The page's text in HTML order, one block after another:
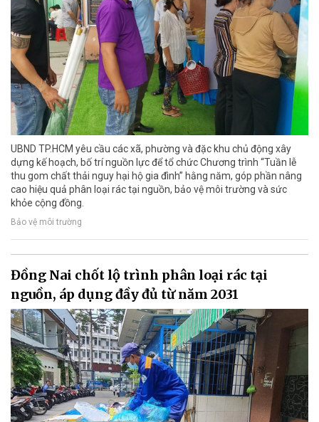
UBND TP.HCM yêu cầu các xã, phường và đặc khu chủ động xây
dựng kế hoạch, bố trí nguồn lực để tổ chức Chương trình “Tuần lễ
thu gom chất thải nguy hại hộ gia đình” hằng năm, góp phần nâng
cao hiệu quả phân loại rác tại nguồn, bảo vệ môi trường và sức
khỏe cộng đồng.
Bảo vệ môi trường
Đồng Nai chốt lộ trình phân loại rác tại
nguồn, áp dụng đầy đủ từ năm 2031